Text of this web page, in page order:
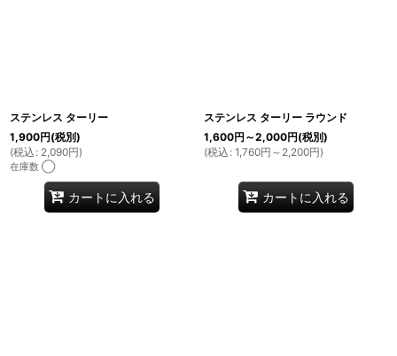
ステンレス ターリー
1,900円(税別)
(税込 : 2,090円)
在庫数 ◯
カートに入れる
ステンレス ターリー ラウンド
1,600円 ～2,000円(税別)
(税込 : 1,760円 ～2,200円)
カートに入れる